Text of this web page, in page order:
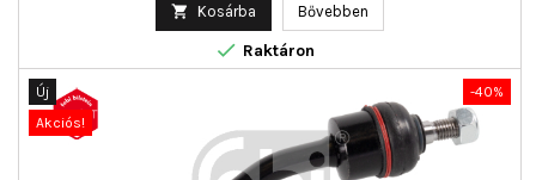
 Kosárba Bővebben
 Raktáron
-40%
Új
Akciós!